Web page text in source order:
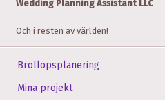
Wedding Planning Assistant LLC
Och i resten av världen!
Fler kontor och platser
Bröllopsplanering
Mina projekt